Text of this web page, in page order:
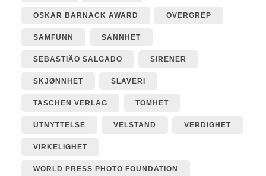
OSKAR BARNACK AWARD OVERGREP
SAMFUNN SANNHET
SEBASTIÃO SALGADO SIRENER
SKJØNNHET SLAVERI
TASCHEN VERLAG TOMHET
UTNYTTELSE VELSTAND VERDIGHET
VIRKELIGHET
WORLD PRESS PHOTO FOUNDATION